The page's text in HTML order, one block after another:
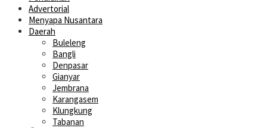
Advertorial
Menyapa Nusantara
Daerah
Buleleng
Bangli
Denpasar
Gianyar
Jembrana
Karangasem
Klungkung
Tabanan